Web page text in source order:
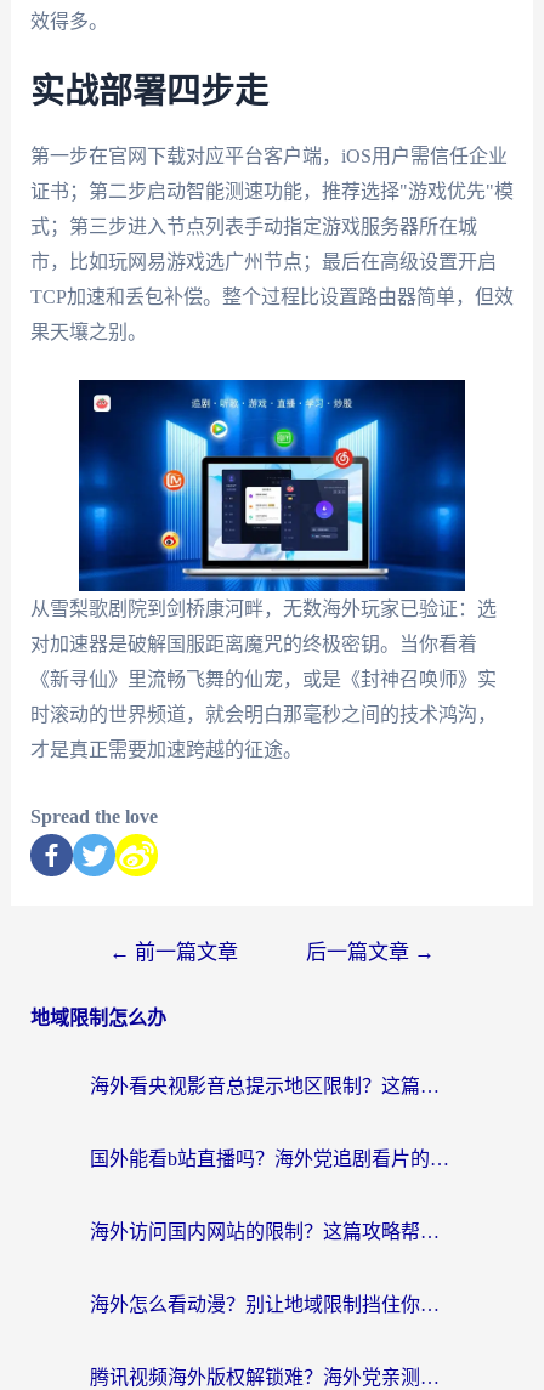
效得多。
实战部署四步走
第一步在官网下载对应平台客户端，iOS用户需信任企业
证书；第二步启动智能测速功能，推荐选择"游戏优先"模
式；第三步进入节点列表手动指定游戏服务器所在城
市，比如玩网易游戏选广州节点；最后在高级设置开启
TCP加速和丢包补偿。整个过程比设置路由器简单，但效
果天壤之别。
从雪梨歌剧院到剑桥康河畔，无数海外玩家已验证：选
对加速器是破解国服距离魔咒的终极密钥。当你看着
《新寻仙》里流畅飞舞的仙宠，或是《封神召唤师》实
时滚动的世界频道，就会明白那毫秒之间的技术鸿沟，
才是真正需要加速跨越的征途。
Spread the love
← 前一篇文章 后一篇文章 →
地域限制怎么办
海外看央视影音总提示地区限制？这篇教你选对回国加速器，流畅追剧不踩坑
国外能看b站直播吗？海外党追剧看片的终极解决方案来了
海外访问国内网站的限制？这篇攻略帮你无缝解锁12306、12123和国内影音
海外怎么看动漫？别让地域限制挡住你的追番快乐
腾讯视频海外版权解锁难？海外党亲测：选对回国加速器，追剧观影零障碍